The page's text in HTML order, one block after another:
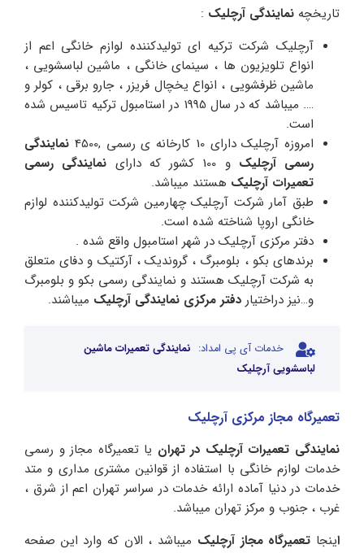
تاریخچه نمایندگی آرچلیک :
آرچلیک شرکت ترکیه ای تولیدکننده لوازم خانگی اعم از
انواع تلویزیون ها ، سینمای خانگی ، ماشین لباسشویی ،
ماشین ظرفشویی ، انواع یخچال فریزر ، جارو برقی ، کولر و
…. میباشد که در سال 1995 در استامبول ترکیه تاسیس شده
است.
امروزه آرچلیک دارای 10 کارخانه ی رسمی ,4500
نمایندگی
رسمی آرچلیک و 100 کشور که دارای
نمایندگی رسمی
تعمیرات آرچلیک هستند میباشد.
طبق آمار شرکت آرچلیک چهارمین شرکت تولیدکننده لوازم
خانگی اروپا شناخته شده است.
دفتر مرکزی آرچلیک در شهر استامبول واقع شده .
برندهای بکو ، بلومبرگ ، گروندیک ، آرکتیک و دفای متعلق
به شرکت آرچلیک هستند و نمایندگی رسمی بکو و بلومبرگ
و…نیز دراختیار دفتر مرکزی نمایندگی آرچلیک میباشند.
خدمات آی پی امداد: نمایندگی تعمیرات ماشین
لباسشویی آرچلیک
تعمیرگاه مجاز مرکزی آرچلیک
نمایندگی تعمیرات آرچلیک در تهران یا تعمیرگاه مجاز و رسمی
خدمات لوازم خانگی با استفاده از قوانین مشتری مداری و متد
خدمات در دنیا آماده ارائه خدمات در سراسر تهران اعم از شرق ،
غرب ، جنوب و مرکز تهران میباشد.
اینجا تعمیرگاه مجاز آرچلیک میباشد ، الان که وارد این صفحه